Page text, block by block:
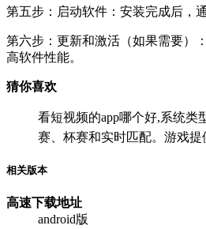
第五步：启动软件：安装完成后，
第六步：更新和激活（如果需要）
高软件性能。
猜你喜欢
看短视频的app哪个好,系统类
赛、杯赛和实时匹配。游戏提
相关版本
高速下载地址
android版